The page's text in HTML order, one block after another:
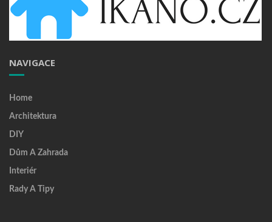
NAVIGACE
Home
Architektura
DIY
Dům A Zahrada
Interiér
Rady A Tipy